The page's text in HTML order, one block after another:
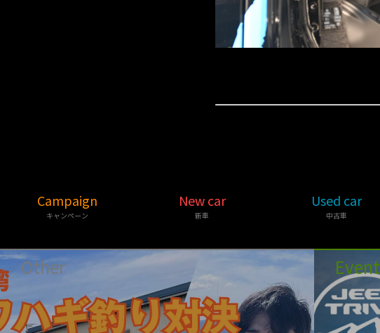
Campaign
キャンペーン
New car
新車
Used car
中古車
Other Event